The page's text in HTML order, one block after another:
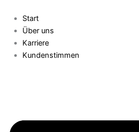
content
Start
Über uns
Karriere
Kundenstimmen